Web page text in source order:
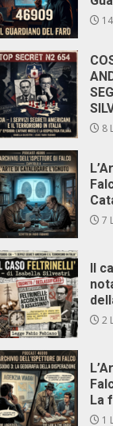
8
7
Il
2
La
1